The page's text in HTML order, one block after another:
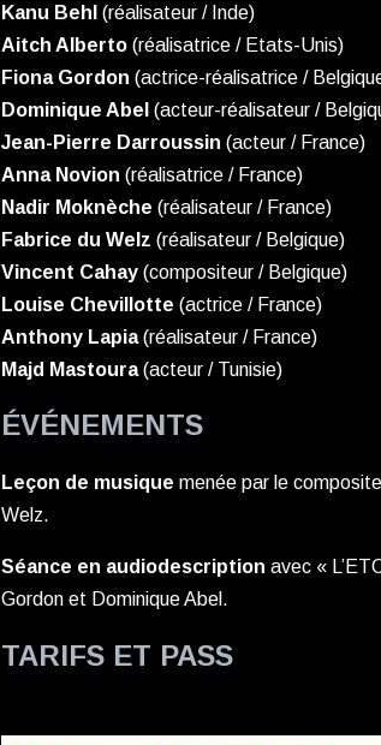
Kanu Behl (réalisateur / Inde)
Aitch Alberto(réalisatrice / Etats-Unis)
Fiona Gordon (actrice-réalisatrice /
Dominique Abel (acteur-réalisateur /
Jean-Pierre Darroussin (acteur / France)
Anna Novion (réalisatrice / France)
Nadir Moknèche (réalisateur / France)
Fabrice du Welz (réalisateur / Belgique)
Vincent Cahay (compositeur / Belgique)
Louise Chevillotte (actrice / France)
Anthony Lapia(réalisateur / France)
Majd Mastoura(acteur / Tunisie)
ÉVÉNEMENTS
Leçon de musique menée par le
Welz.
Séance en audiodescription avec «
Gordon et Dominique Abel.
TARIFS ET PASS